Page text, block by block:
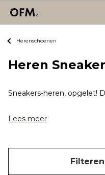
Herenschoenen
Heren
Sneakers-heren, opgelet!
Lees meer